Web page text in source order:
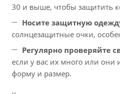
30 и выше, чтобы защитить
Носите защитную
солнцезащитные очки,
Регулярно проверяйте
если у вас их много или
форму и размер.